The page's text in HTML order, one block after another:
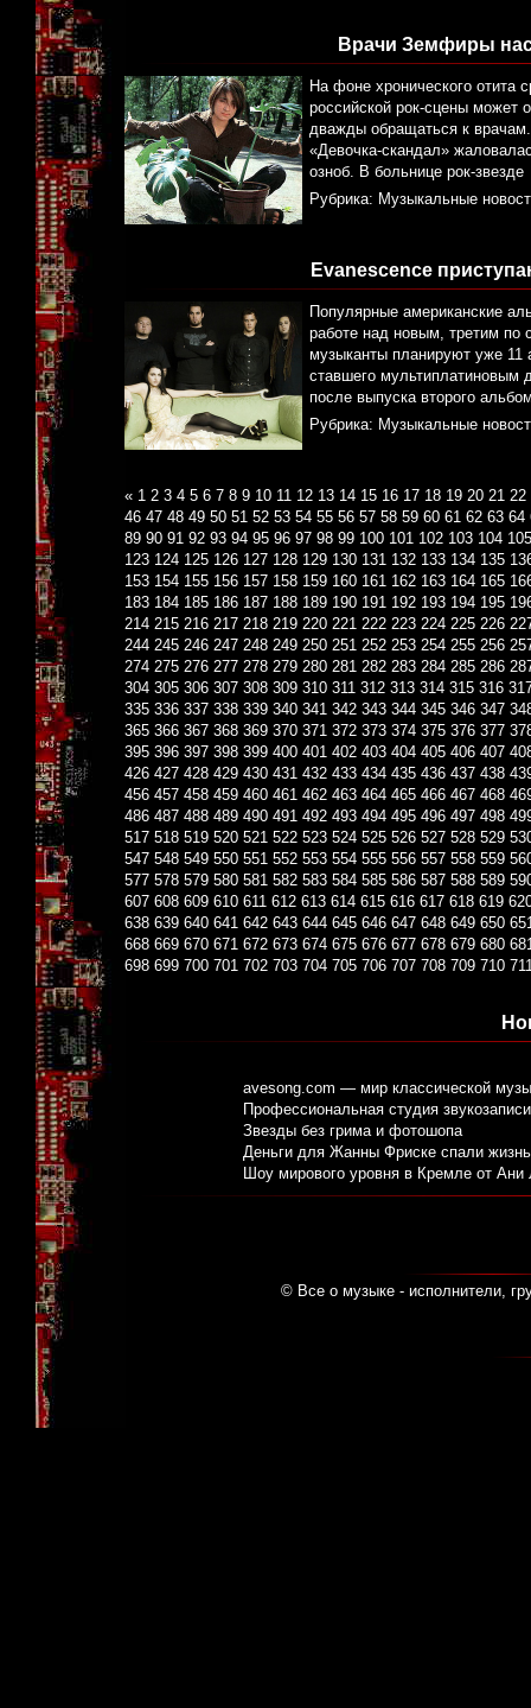
Врачи Земфиры
На фоне хронического отита
российской рок-сцены может
дважды обращаться к
«Девочка-скандал»
озноб. В больнице рок-звезде
Рубрика: Музыкальные
Evanescence
Популярные американские
работе над новым, третим по
музыканты планируют уже 11
ставшего мультиплатиновым
после выпуска второго
Рубрика: Музыкальные
« 1 2 3 4 5 6 7 8 9 10 11 12 13 14 15 16 17 18 19 20 21 22
46 47 48 49 50 51 52 53 54 55 56 57 58 59 60 61 62 63 64
89 90 91 92 93 94 95 96 97 98 99 100 101 102 103 104 105
123 124 125 126 127 128 129 130 131 132 133 134 135
153 154 155 156 157 158 159 160 161 162 163 164 165
183 184 185 186 187 188 189 190 191 192 193 194 195
214 215 216 217 218 219 220 221 222 223 224 225 226
244 245 246 247 248 249 250 251 252 253 254 255 256
274 275 276 277 278 279 280 281 282 283 284 285 286
304 305 306 307 308 309 310 311 312 313 314 315 316
335 336 337 338 339 340 341 342 343 344 345 346 347
365 366 367 368 369 370 371 372 373 374 375 376 377
395 396 397 398 399 400 401 402 403 404 405 406 407
426 427 428 429 430 431 432 433 434 435 436 437 438
456 457 458 459 460 461 462 463 464 465 466 467 468
486 487 488 489 490 491 492 493 494 495 496 497 498
517 518 519 520 521 522 523 524 525 526 527 528 529
547 548 549 550 551 552 553 554 555 556 557 558 559
577 578 579 580 581 582 583 584 585 586 587 588 589
607 608 609 610 611 612 613 614 615 616 617 618 619
638 639 640 641 642 643 644 645 646 647 648 649 650
668 669 670 671 672 673 674 675 676 677 678 679 680
698 699 700 701 702 703 704 705 706 707 708 709 710
avesong.com — мир классической
Профессиональная студия
Звезды без грима и фотошопа
Деньги для Жанны Фриске спали
Шоу мирового уровня в Кремле от Ани
© Все о музыке - исполнители,